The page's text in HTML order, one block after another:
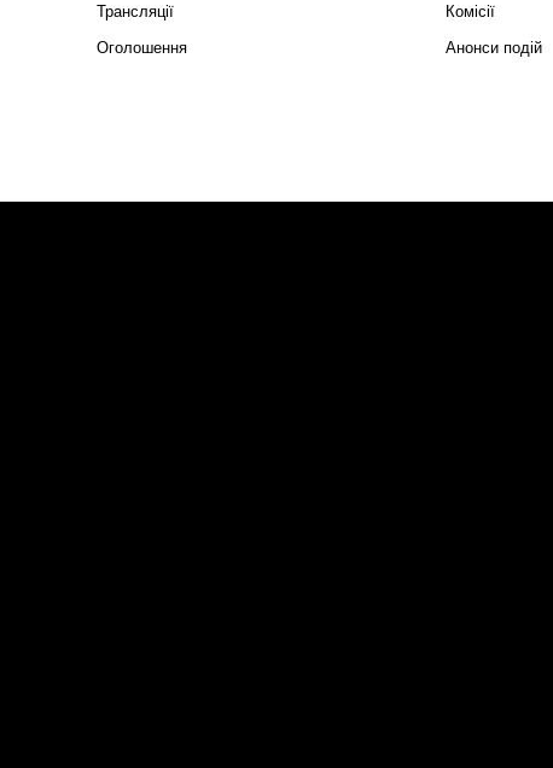
Трансляції
Комісії
Оголошення
Анонси подій